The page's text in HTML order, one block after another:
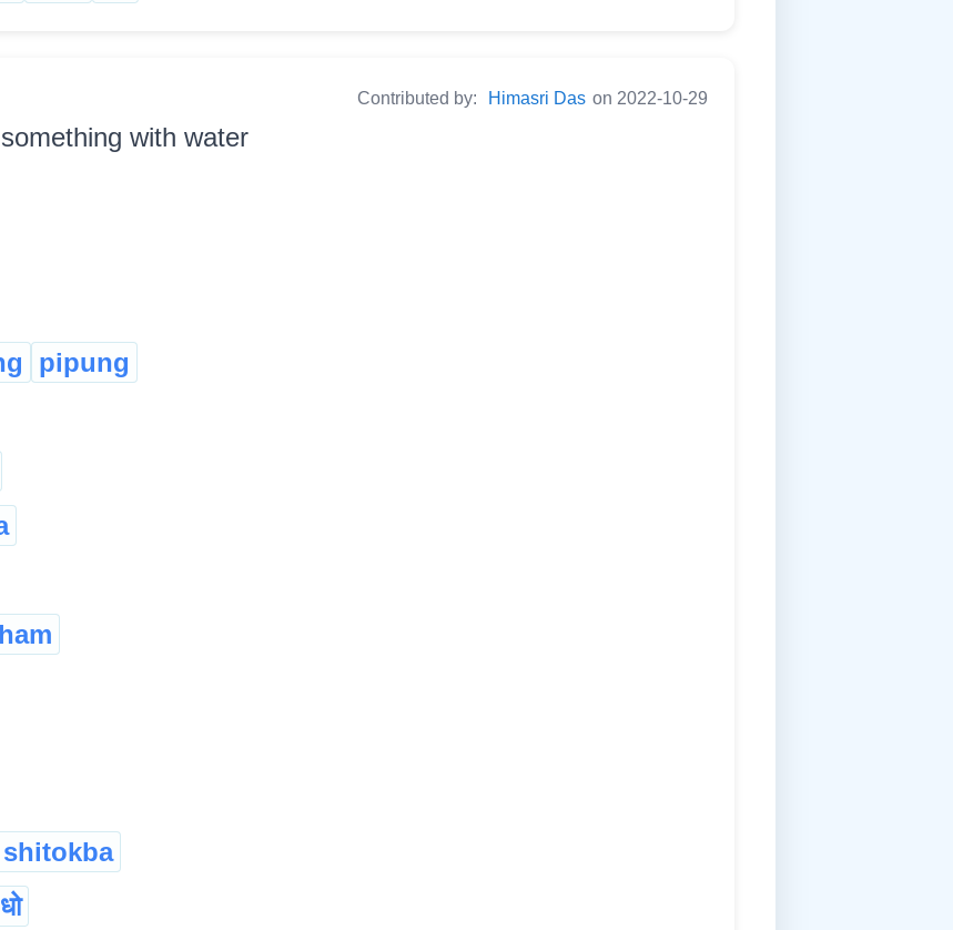
Contributed by: Himasri Das on 2022-10-29
with water
pipung
shitokba
धो